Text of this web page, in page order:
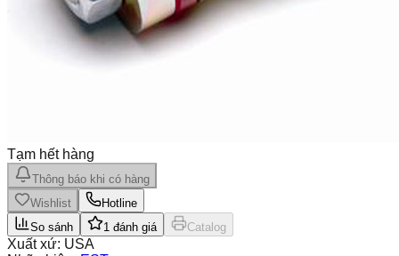
Tạm hết hàng
Thông báo khi có hàng
Wishlist
Hotline
So sánh
1 đánh giá Catalog
Xuất xứ: USA